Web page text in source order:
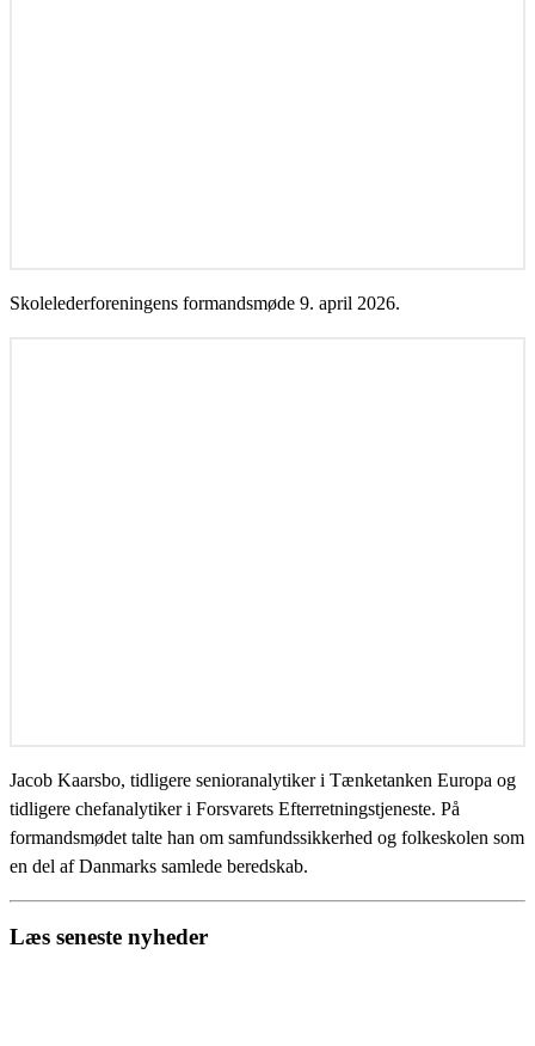
Skolelederforeningens formandsmøde 9. april 2026.
Jacob Kaarsbo, tidligere senioranalytiker i Tænketanken Europa og
tidligere chefanalytiker i Forsvarets Efterretningstjeneste. På
formandsmødet talte han om samfundssikkerhed og folkeskolen som
en del af Danmarks samlede beredskab.
Læs seneste nyheder